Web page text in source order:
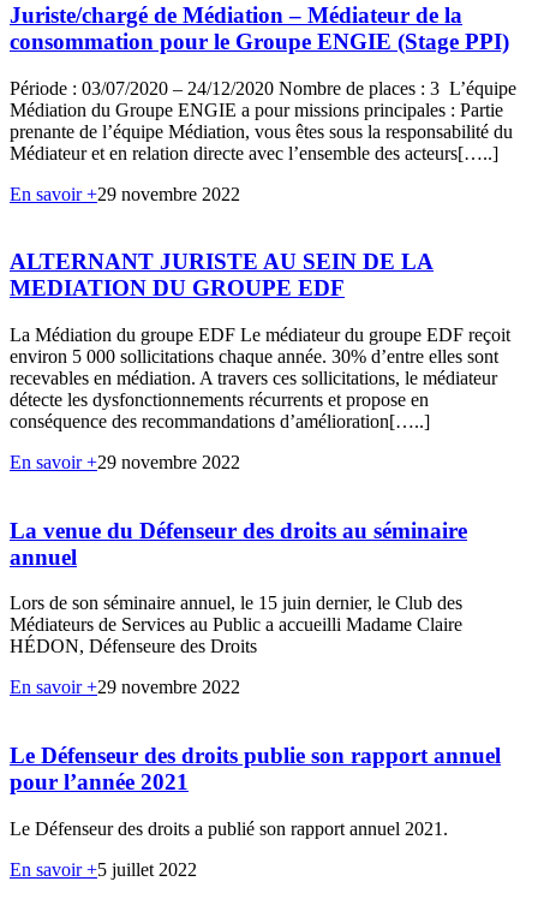
Juriste/chargé de Médiation – Médiateur de la
consommation pour le Groupe ENGIE (Stage PPI)
Période : 03/07/2020 – 24/12/2020 Nombre de places : 3 L’équipe
Médiation du Groupe ENGIE a pour missions principales : Partie
prenante de l’équipe Médiation, vous êtes sous la responsabilité du
Médiateur et en relation directe avec l’ensemble des acteurs[…..]
En savoir +29 novembre 2022
ALTERNANT JURISTE AU SEIN DE LA
MEDIATION DU GROUPE EDF
La Médiation du groupe EDF Le médiateur du groupe EDF reçoit
environ 5 000 sollicitations chaque année. 30% d’entre elles sont
recevables en médiation. A travers ces sollicitations, le médiateur
détecte les dysfonctionnements récurrents et propose en
conséquence des recommandations d’amélioration[…..]
En savoir +29 novembre 2022
La venue du Défenseur des droits au séminaire
annuel
Lors de son séminaire annuel, le 15 juin dernier, le Club des
Médiateurs de Services au Public a accueilli Madame Claire
HÉDON, Défenseure des Droits
En savoir +29 novembre 2022
Le Défenseur des droits publie son rapport annuel
pour l’année 2021
Le Défenseur des droits a publié son rapport annuel 2021.
En savoir +5 juillet 2022